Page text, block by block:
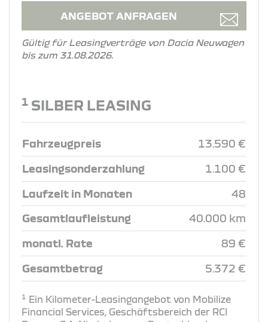
ANGEBOT ANFRAGEN
Gültig für Leasingverträge von Dacia Neuwagen
bis zum 31.08.2026.
1 SILBER LEASING
Fahrzeugpreis 13.590 €
Leasingsonderzahlung 1.100 €
Laufzeit in Monaten 48
Gesamtlaufleistung 40.000 km
monatl. Rate 89 €
Gesamtbetrag 5.372 €
1
Ein Kilometer-Leasingangebot von Mobilize
Financial Services, Geschäftsbereich der RCI